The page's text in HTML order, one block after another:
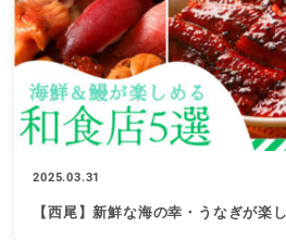
2025.03.31
【西尾】新鮮な海の幸・うなぎが楽